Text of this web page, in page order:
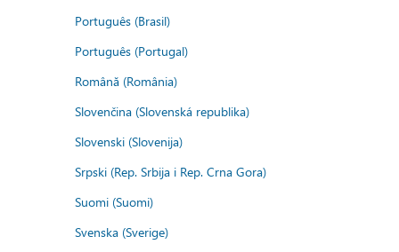
Português (Brasil)
Português (Portugal)
Română (România)
Slovenčina (Slovenská republika)
Slovenski (Slovenija)
Srpski (Rep. Srbija i Rep. Crna Gora)
Suomi (Suomi)
Svenska (Sverige)